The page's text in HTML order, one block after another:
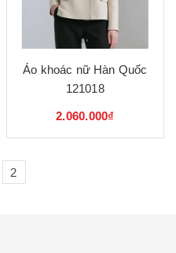
Áo khoác nữ Hàn Quốc
121018
2.060.000₫
2